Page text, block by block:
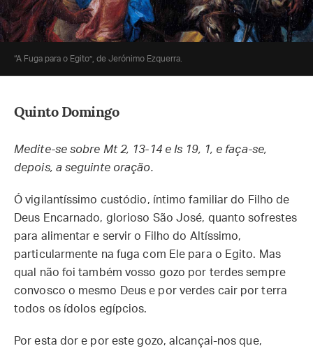
“A Fuga para o Egito”, de Jerónimo Ezquerra.
Quinto Domingo
Medite-se sobre Mt 2, 13-14 e Is 19, 1, e faça-se,
depois, a seguinte oração.
Ó vigilantíssimo custódio, íntimo familiar do Filho de
Deus Encarnado, glorioso São José, quanto sofrestes
para alimentar e servir o Filho do Altíssimo,
particularmente na fuga com Ele para o Egito. Mas
qual não foi também vosso gozo por terdes sempre
convosco o mesmo Deus e por verdes cair por terra
todos os ídolos egípcios.
Por esta dor e por este gozo, alcançai-nos que,